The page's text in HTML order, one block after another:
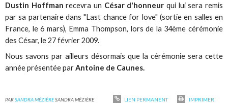
Dustin Hoffman recevra un César d'honneur qui lui sera remis
par sa partenaire dans "Last chance for love" (sortie en salles en
France, le 6 mars), Emma Thompson, lors de la 34ème cérémonie
des César, le 27 février 2009.
Nous savons par ailleurs désormais que la cérémonie sera cette
année présentée parAntoine de Caunes.
PARSANDRA MÉZIÈRESANDRA MÉZIÈRE LIEN PERMANENT
IMPRIMER